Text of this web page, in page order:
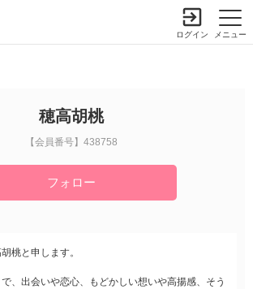
メニュー
ログイン
穂高胡桃
【会員番号】438758
フォロー
桃と申します。
、出会いや恋心、もどかしい想いや高揚感、そう